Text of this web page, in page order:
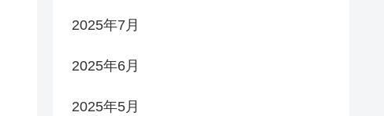
2025年7月
2025年6月
2025年5月